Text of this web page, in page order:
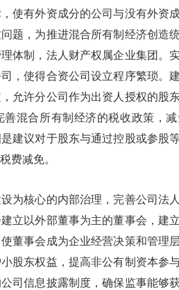
使有外资成分的公司与没有外资
题，为推进混合所有制经济创造
体制，法人财产权属企业集团。
，使得合资公司设立程序繁琐。
允许分公司作为出资人授权的股
混合所有制经济的税收政策，
建议对于股东与通过控股或参股
费减免。
核心的内部治理，完善公司法
立以外部董事为主的董事会，建
董事会成为企业经营决策和管理
股东权益，提高非公有制资本参
司信息披露制度，确保监事能够